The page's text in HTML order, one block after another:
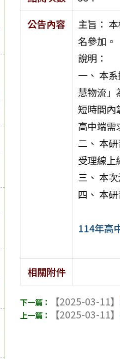
公告內容
主旨：
名參加。
說明：
一、 本
慧物流」
短時間內
高中端需
二、 本
受理線
三、 本
四、 本
114年高
相關附件
【2025-03-11】
【2025-03-11】